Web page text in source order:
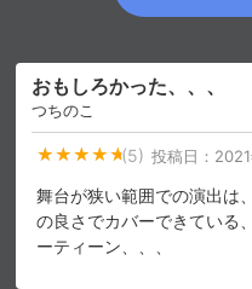
会員設定 会員情報
会員情報変更
基
決済方法変更
おもしろかった、、、
つちのこ
(5) 投稿日：
舞台が狭い範囲での演出は
の良さでカバーできている
ーティーン、、、